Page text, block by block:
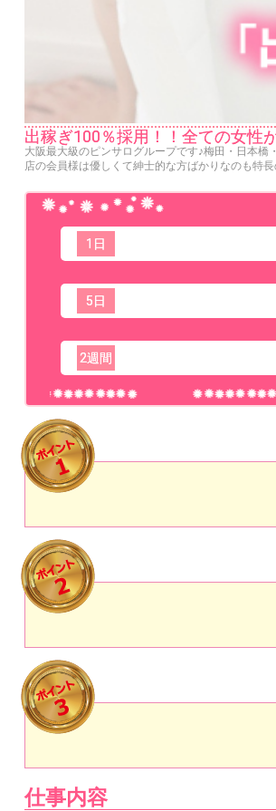
出稼ぎ100％採用！！全ての女性
大阪最大級のピンサログループです♪梅田・日本
店の会員様は優しくて紳士的な方ばかりなのも特
1日
5日
2週間
仕事内容